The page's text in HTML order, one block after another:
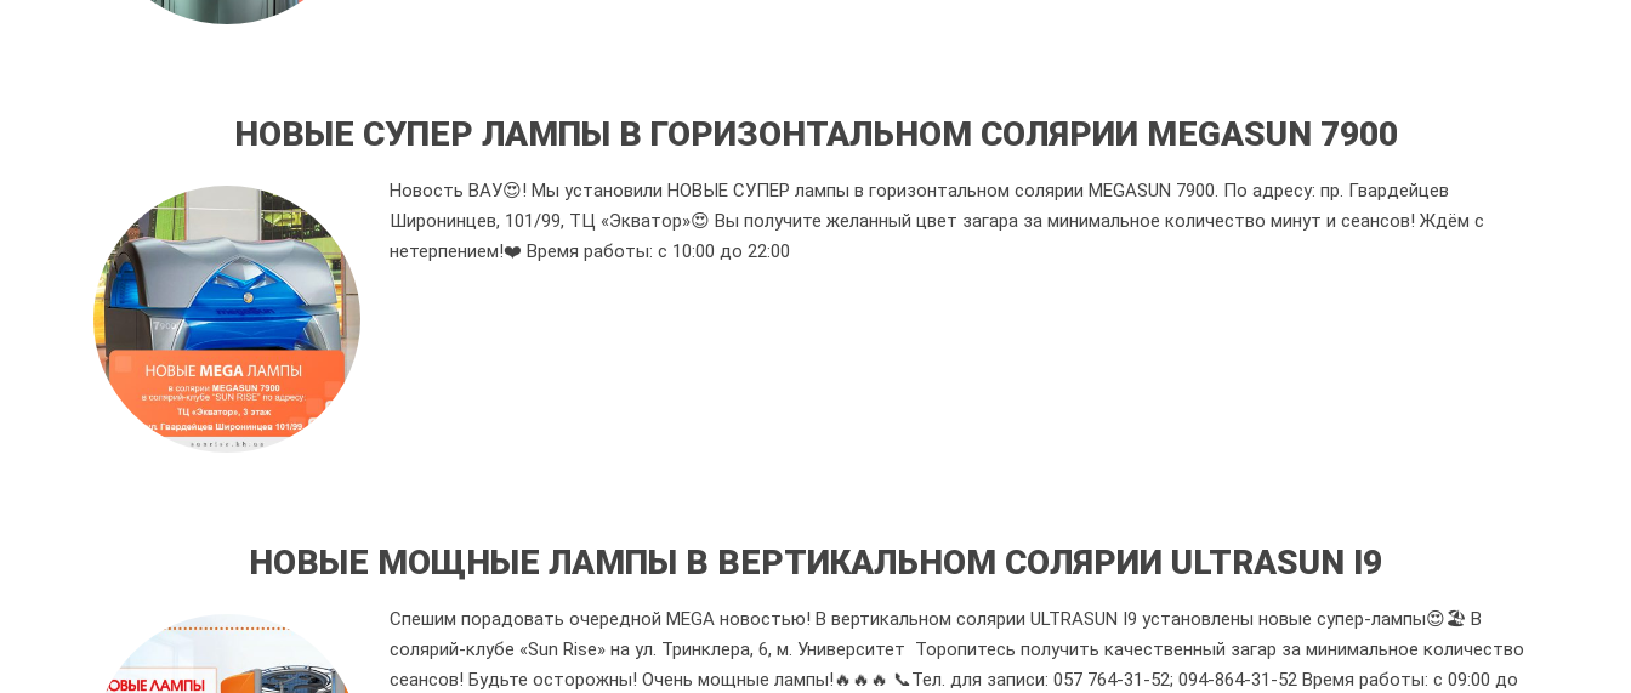
НОВЫЕ СУПЕР ЛАМПЫ В ГОРИЗОНТАЛЬНОМ СОЛЯРИИ MEGASUN 7900
Новость ВАУ😍! Мы установили НОВЫЕ СУПЕР лампы в горизонтальном солярии MEGASUN 7900. По адресу: пр. Гвардейцев
Широнинцев, 101/99, ТЦ «Экватор»😍 Вы получите желанный цвет загара за минимальное количество минут и сеансов! Ждём с
нетерпением!❤️ Время работы: с 10:00 до 22:00
НОВЫЕ МОЩНЫЕ ЛАМПЫ В ВЕРТИКАЛЬНОМ СОЛЯРИИ ULTRASUN I9
Спешим порадовать очередной MEGA новостью! В вертикальном солярии ULTRASUN I9 установлены новые супер-лампы😍🏖 В
солярий-клубе «Sun Rise» на ул. Тринклера, 6, м. Университет Торопитесь получить качественный загар за минимальное количество
сеансов! Будьте осторожны! Очень мощные лампы!🔥🔥🔥 📞Тел. для записи: 057 764-31-52; 094-864-31-52 Время работы: с 09:00 до